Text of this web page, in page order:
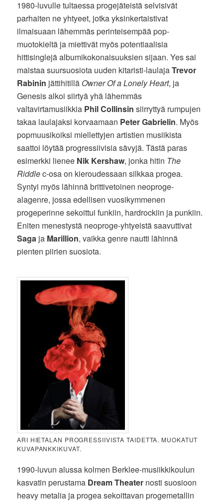
1980-luvulle tultaessa progejäteistä selvisivät
parhaiten ne yhtyeet, jotka yksinkertaistivat
ilmaisuaan lähemmäs perinteisempää pop-
muotokieltä ja miettivät myös potentiaalisia
hittisinglejä albumikokonaisuuksien sijaan. Yes sai
maistaa suursuosiota uuden kitaristi-laulajaTrevor
Rabinin jättihitillä Owner Of a Lonely Heart, ja
Genesis alkoi siirtyä yhä lähemmäs
valtavirtamusiikkia Phil Collinsin siirryttyä rumpujen
takaa laulajaksi korvaamaan Peter Gabrielin. Myös
popmuusikoiksi miellettyjen artistien musiikista
saattoi löytää progressiivisia sävyjä. Tästä paras
esimerkki lienee Nik Kershaw, jonka hitin The
Riddlec-osa on kieroudessaan silkkaa progea.
Syntyi myös lähinnä brittivetoinen neoproge-
alagenre, jossa edellisen vuosikymmenen
progeperinne sekoittui funkiin, hardrockiin ja punkiin.
Eniten menestystä neoproge-yhtyeistä saavuttivat
Saga ja Marillion, vaikka genre nautti lähinnä
pienten piirien suosiota.
ARI HIETALAN PROGRESSIIVISTA TAIDETTA. MUOKATUT
KUVAPANKKIKUVAT.
1990-luvun alussa kolmen Berklee-musiikkikoulun
kasvatin perustama Dream Theater nosti suosioon
heavy metalia ja progea sekoittavan progemetallin